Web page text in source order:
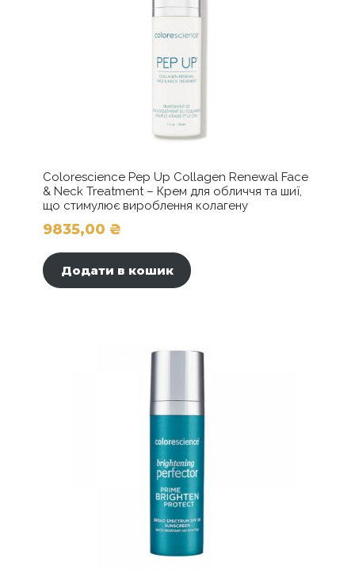
Colorescience Pep Up Collagen Renewal Face
& Neck Treatment – Крем для обличчя та шиї,
що стимулює вироблення колагену
9835,00 ₴
Додати в кошик